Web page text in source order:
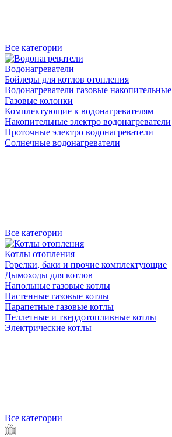
Все категории
Водонагреватели
Бойлеры для котлов отопления
Водонагреватели газовые накопительные
Газовые колонки
Комплектующие к водонагревателям
Накопительные электро водонагреватели
Проточные электро водонагреватели
Солнечные водонагреватели
Все категории
Котлы отопления
Горелки, баки и прочие комплектующие
Дымоходы для котлов
Напольные газовые котлы
Настенные газовые котлы
Парапетные газовые котлы
Пеллетные и твердотопливные котлы
Электрические котлы
Все категории